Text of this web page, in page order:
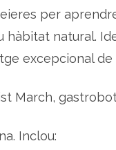
per
hàbitat natural.
excepcional
March,
Inclou: